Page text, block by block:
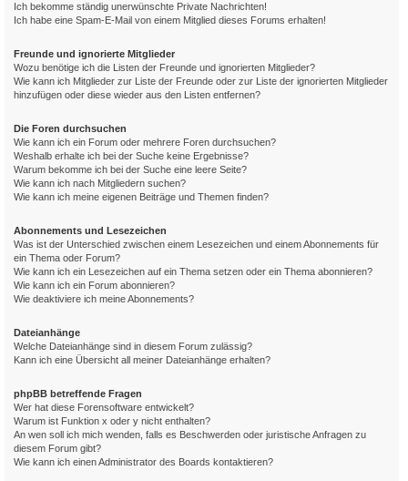
Ich bekomme ständig unerwünschte Private Nachrichten!
Ich habe eine Spam-E-Mail von einem Mitglied dieses Forums erhalten!
Freunde und ignorierte Mitglieder
Wozu benötige ich die Listen der Freunde und ignorierten Mitglieder?
Wie kann ich Mitglieder zur Liste der Freunde oder zur Liste der ignorierten Mitglieder
hinzufügen oder diese wieder aus den Listen entfernen?
Die Foren durchsuchen
Wie kann ich ein Forum oder mehrere Foren durchsuchen?
Weshalb erhalte ich bei der Suche keine Ergebnisse?
Warum bekomme ich bei der Suche eine leere Seite?
Wie kann ich nach Mitgliedern suchen?
Wie kann ich meine eigenen Beiträge und Themen finden?
Abonnements und Lesezeichen
Was ist der Unterschied zwischen einem Lesezeichen und einem Abonnements für
ein Thema oder Forum?
Wie kann ich ein Lesezeichen auf ein Thema setzen oder ein Thema abonnieren?
Wie kann ich ein Forum abonnieren?
Wie deaktiviere ich meine Abonnements?
Dateianhänge
Welche Dateianhänge sind in diesem Forum zulässig?
Kann ich eine Übersicht all meiner Dateianhänge erhalten?
phpBB betreffende Fragen
Wer hat diese Forensoftware entwickelt?
Warum ist Funktion x oder y nicht enthalten?
An wen soll ich mich wenden, falls es Beschwerden oder juristische Anfragen zu
diesem Forum gibt?
Wie kann ich einen Administrator des Boards kontaktieren?